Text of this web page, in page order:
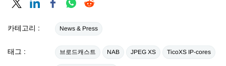
카테고리 : News & Press
태그 : 브로드캐스트 NAB JPEG XS TicoXS IP-cores